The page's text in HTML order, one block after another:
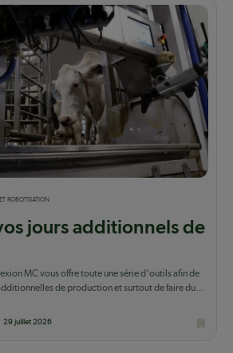
ROBOTISATION
jours additionnels de
MC vous offre toute une série d'outils afin de
de production et surtout de faire du
29 juillet 2026